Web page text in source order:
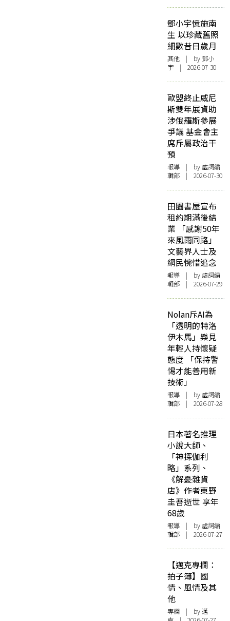
鄧小宇憶施南
生 以珍藏舊照
細數昔日歲月
其他 | by 鄧小
宇 | 2026-07-30
歐盟終止威尼
斯雙年展資助
涉俄羅斯參展
爭議 基金會主
席斥屬政治干
預
報導 | by 虛詞編
輯部 | 2026-07-30
田園書屋宣布
租約期滿後結
業 「感謝50年
來風雨同路」
文藝界人士及
網民惋惜追念
報導 | by 虛詞編
輯部 | 2026-07-29
Nolan斥AI為
「透明的特洛
伊木馬」樂見
年輕人持懷疑
態度 「保持警
惕才能善用新
技術」
報導 | by 虛詞編
輯部 | 2026-07-28
日本著名推理
小說大師、
「神探伽利
略」系列、
《解憂雜貨
店》作者東野
圭吾逝世 享年
68歲
報導 | by 虛詞編
輯部 | 2026-07-27
【邁克專欄：
拍子簿】國
情、風情及其
他
專欄 | by邁